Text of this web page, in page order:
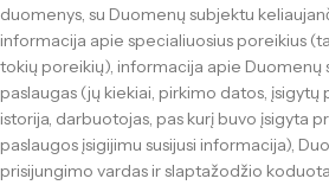
duomenys, su Duomenų subjektu
informacija apie specialiuosius poreikius
tokių poreikių), informacija apie Duomenų
paslaugas (jų kiekiai, pirkimo datos, įsigytų
istorija, darbuotojas, pas kurį buvo įsigyta
paslaugos įsigijimu susijusi informacija),
prisijungimo vardas ir slaptažodžio